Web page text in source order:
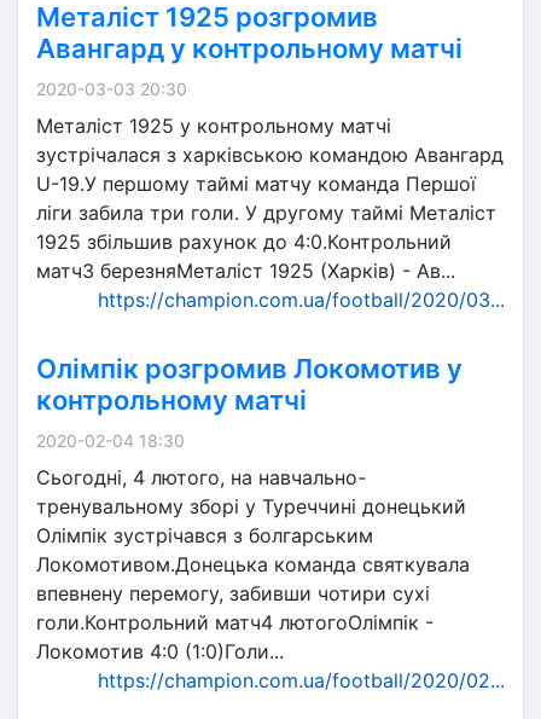
Металіст 1925 розгромив
Авангард у контрольному матчі
2020-03-03 20:30
Металіст 1925 у контрольному матчі
зустрічалася з харківською командою Авангард
U-19.У першому таймі матчу команда Першої
ліги забила три голи. У другому таймі Металіст
1925 збільшив рахунок до 4:0.Контрольний
матч3 березняМеталіст 1925 (Харків) - Ав...
https://champion.com.ua/football/2020/03...
Олімпік розгромив Локомотив у
контрольному матчі
2020-02-04 18:30
Сьогодні, 4 лютого, на навчально-
тренувальному зборі у Туреччині донецький
Олімпік зустрічався з болгарським
Локомотивом.Донецька команда святкувала
впевнену перемогу, забивши чотири сухі
голи.Контрольний матч4 лютогоОлімпік -
Локомотив 4:0 (1:0)Голи...
https://champion.com.ua/football/2020/02...